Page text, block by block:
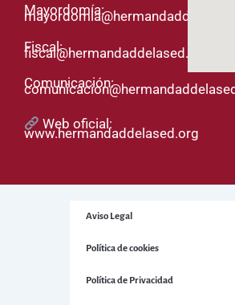
Mayordomía:
Fiscal:
fiscal@hermandaddelased.org
Comunicación:
Web oficial:
www.hermandaddelased.org
Aviso Legal
Política de cookies
Política de Privacidad